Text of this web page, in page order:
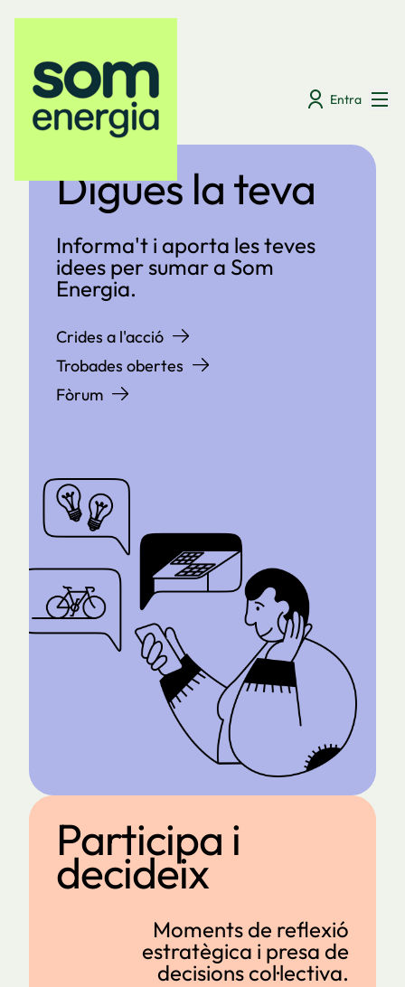
Entra
Digues la teva
Informa't i aporta les teves
idees per sumar a Som
Energia.
Crides a l'acció
Trobades obertes
Fòrum
Participa i
decideix
Moments de reflexió
estratègica i presa de
decisions col·lectiva.